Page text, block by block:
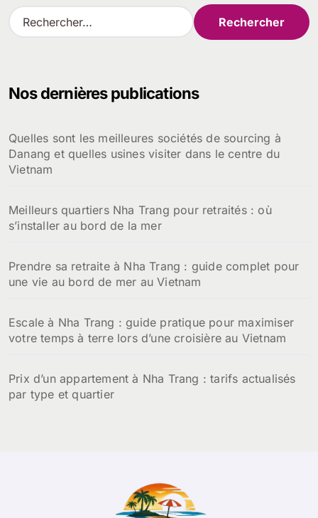
R
e
r
e
r
Nos dernières publications
Quelles sont les meilleures sociétés de sourcing à
Danang et quelles usines visiter dans le centre du
Vietnam
Meilleurs quartiers Nha Trang pour retraités : où
s’installer au bord de la mer
Prendre sa retraite à Nha Trang : guide complet pour
une vie au bord de mer au Vietnam
Escale à Nha Trang : guide pratique pour maximiser
votre temps à terre lors d’une croisière au Vietnam
Prix d’un appartement à Nha Trang : tarifs actualisés
par type et quartier